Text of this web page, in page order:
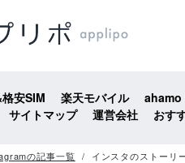
安SIM 楽天モバイル ahamo
サイトマップ 運営会社 おす
の記事一覧 インスタのストーリ